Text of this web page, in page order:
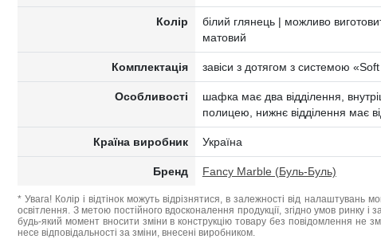
Колір
білий глянець | можливо
матовий
Комплектація завіси з дотягом з системою
Особливості
шафка має два відділення,
полицею, нижнє відділення має
Країна виробник Україна
Бренд Fancy Marble (Буль-Буль)
* Увага! Колір і відтінок можуть відрізнятися, в залежності від налаштувань
освітлення. З метою постійного вдосконалення продукції, згідно умов ринку
будь-який момент вносити зміни в конструкцію товару без повідомлення не
несе відповідальності за зміни, внесені виробником.